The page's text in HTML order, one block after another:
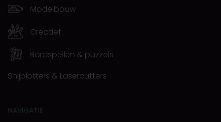
Modelbouw
Creatief
Bordspellen & puzzels
Snijplotters & Lasercutters
NAVIGATIE